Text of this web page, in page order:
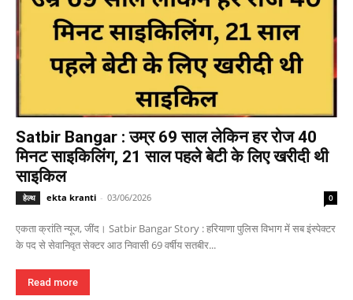
Satbir Bangar : उम्र 69 साल लेकिन हर रोज 40
मिनट साइकिलिंग, 21 साल पहले बेटी के लिए खरीदी थी
साइकिल
हेल्थ ekta kranti - 03/06/2026 0
एकता क्रांति न्यूज, जींद। Satbir Bangar Story : हरियाणा पुलिस विभाग में सब इंस्पेक्टर
के पद से सेवानिवृत सेक्टर आठ निवासी 69 वर्षीय सतबीर...
Read more